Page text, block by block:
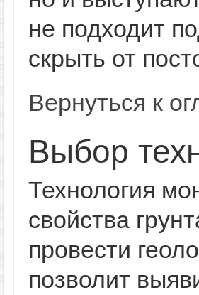
не подходит
скрыть от
Вернуться к
Выбор
Технология
свойства
провести
позволит